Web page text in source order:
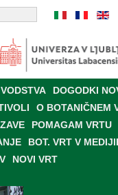
DOGODKI
O BOTANIČNEM
POMAGAM VRTU
BOT. VRT V
NOVI VRT